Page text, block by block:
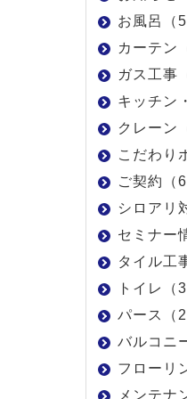
お風呂（
カーテン
ガス工事
キッチン
クレーン
こだわり
ご契約（
シロアリ
セミナー
タイル工
トイレ（
パース（2
バルコニ
フローリ
メンテナ